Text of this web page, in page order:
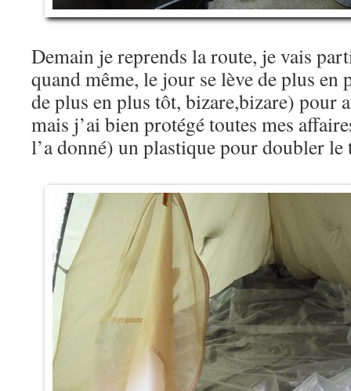
Demain je reprends la route, je vais
quand même, le jour se lève de plus en
de plus en plus tôt, bizare,bizare) pour
mais j’ai bien protégé toutes mes
l’a donné) un plastique pour doubler le